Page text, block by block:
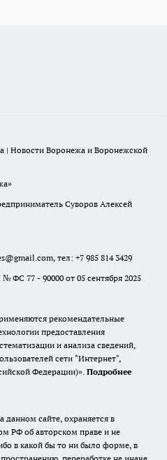
| Новости Воронежа и Воронежской
Суворов Алексей
тел: +7 985 814 3429
ФС 77 - 90000 от 05 сентября 2025
рекомендательные
предоставления
и анализа сведений,
сети "Интернет",
Федерации)». Подробнее
сайте, охраняется в
РФ об авторском праве и не
в какой бы то ни было форме, в